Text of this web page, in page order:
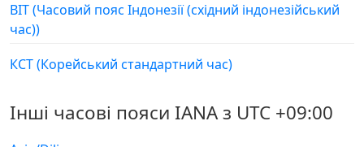
ВІТ (Часовий пояс Індонезії (східний індонезійський
час))
КСТ (Корейський стандартний час)
Інші часові пояси IANA з UTC +09:00